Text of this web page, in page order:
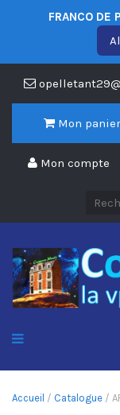
Mon
Mon compte
Accueil / Catalogue /
FRANCO DE